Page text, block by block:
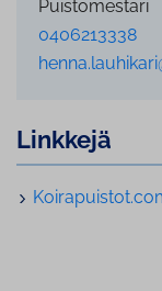
Puistomestari
0406213338
Linkkejä